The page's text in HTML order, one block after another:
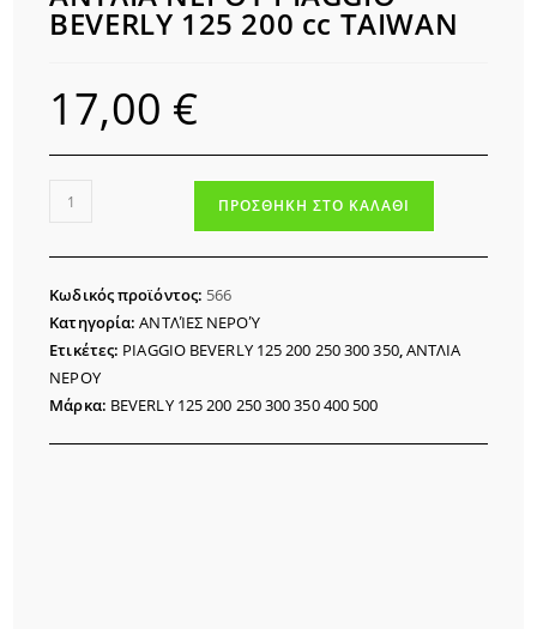
BEVERLY 125 200 cc TAIWAN
17,00 €
ΑΝΤΛΙΑ
PIAGGIO
BEVERLY
125
200
cc
TAIWAN
ΠΡΟΣΘΉΚΗ ΣΤΟ ΚΑΛΆΘΙ
Κωδικός προϊόντος: 566
Κατηγορία:ΑΝΤΛΊΕΣ ΝΕΡΟΎ
Ετικέτες: PIAGGIO BEVERLY 125 200 250 300 350,ΑΝΤΛΙΑ
ΝΕΡΟΥ
Μάρκα: BEVERLY 125 200 250 300 350 400 500